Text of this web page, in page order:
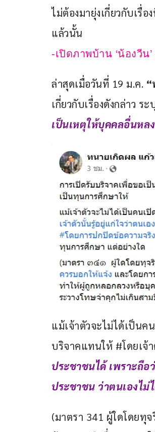
ไม่ต้องมายุ่งเกี่ยวกับเรื่
แล้วนั้น
-เปิดภาพบ้าน ‘น้องวี
ล่าสุดเมื่อวันที่ 19 ม.ค.
เกี่ยวกับเรื่องดังกล่าว ระ
เป็นเหตุให้บุคคลอื่นหล
แม้เจ้าตัวจะไม่ได้เป็น
บริจาคแทนให้ #โดยเจ้
ประชาชนได้ เพราะถื
ประชาชน ว่าตนเองไ
(มาตรา 341 ผู้ใดโดยทุ